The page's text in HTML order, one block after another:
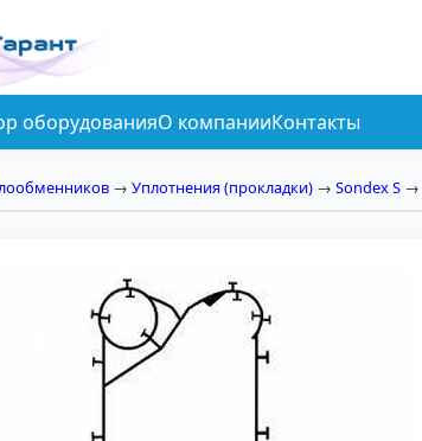
оборудованияО компанииКонтакты
→ Уплотнения (прокладки) → Sondex S →